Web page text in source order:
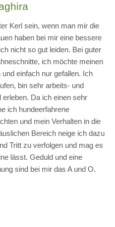
Kerl sein, wenn man mir die
haben bei mir eine bessere
nicht so gut leiden. Bei guter
ich möchte meinen
einfach nur gefallen. Ich
bin sehr arbeits- und
Da ich einen sehr
ich hundeerfahrene
und mein Verhalten in die
Bereich neige ich dazu
Tritt zu verfolgen und mag es
lässt. Geduld und eine
sind bei mir das A und O.